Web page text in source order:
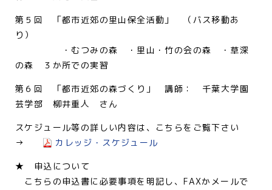
第５回 「都市近郊の里山保全活動」 （バス移動あ
り）
・むつみの森 ・里山・竹の会の森 ・草深
の森 ３か所での実習
第６回 「都市近郊の森づくり」 講師： 千葉大学園
芸学部 柳井重人 さん
スケジュール等の詳しい内容は、こちらをご覧下さい
→
カレッジ・スケジュール
★ 申込について
こちらの申込書に必要事項を明記し、FAXかメールで